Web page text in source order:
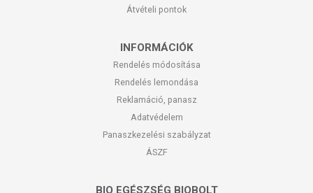
Átvételi pontok
INFORMÁCIÓK
Rendelés módosítása
Rendelés lemondása
Reklamáció, panasz
Adatvédelem
Panaszkezelési szabályzat
ÁSZF
BIO EGÉSZSÉG BIOBOLT